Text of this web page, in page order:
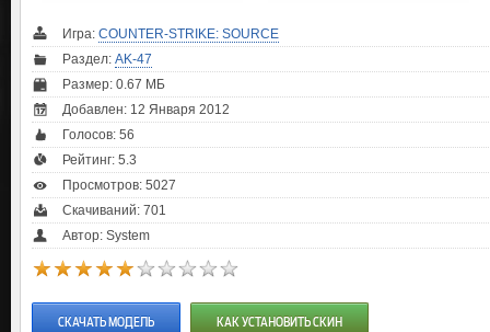
Игра: COUNTER-STRIKE: SOURCE
Раздел: AK-47
Размер: 0.67 МБ
Добавлен: 12 Января 2012
Голосов: 56
Рейтинг: 5.3
Просмотров: 5027
Скачиваний: 701
Автор: System
СКАЧАТЬ МОДЕЛЬ КАК УСТАНОВИТЬ СКИН